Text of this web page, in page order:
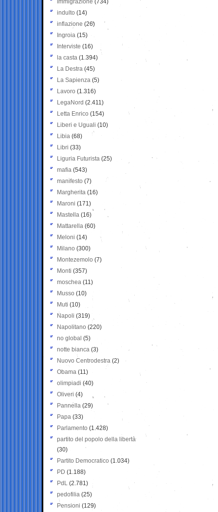
Immigrazione (734)
indulto (14)
inflazione (26)
Ingroia (15)
Interviste (16)
la casta (1.394)
La Destra (45)
La Sapienza (5)
Lavoro (1.316)
LegaNord (2.411)
Letta Enrico (154)
Liberi e Uguali (10)
Libia (68)
Libri (33)
Liguria Futurista (25)
mafia (543)
manifesto (7)
Margherita (16)
Maroni (171)
Mastella (16)
Mattarella (60)
Meloni (14)
Milano (300)
Montezemolo (7)
Monti (357)
moschea (11)
Musso (10)
Muti (10)
Napoli (319)
Napolitano (220)
no global (5)
notte bianca (3)
Nuovo Centrodestra (2)
Obama (11)
olimpiadi (40)
Oliveri (4)
Pannella (29)
Papa (33)
Parlamento (1.428)
partito del popolo della libertà
(30)
Partito Democratico (1.034)
PD (1.188)
PdL (2.781)
pedofilia (25)
Pensioni (129)